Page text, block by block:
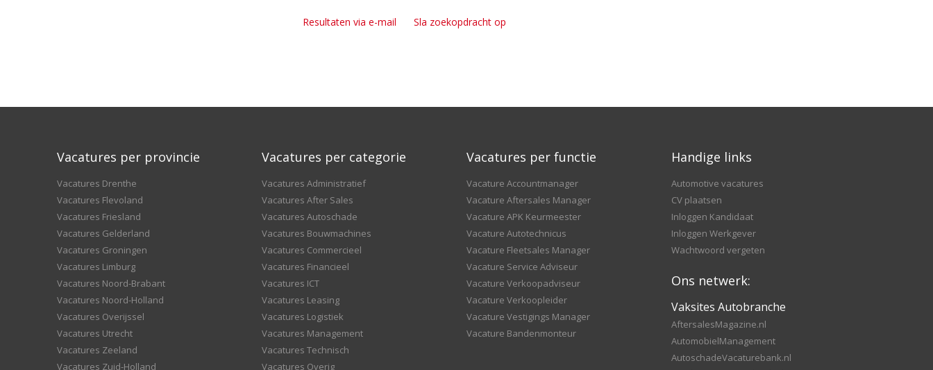
Resultaten via e-mail Sla zoekopdracht op
Vacatures per provincie
Vacatures Drenthe
Vacatures Flevoland
Vacatures Friesland
Vacatures Gelderland
Vacatures Groningen
Vacatures Limburg
Vacatures Noord-Brabant
Vacatures Noord-Holland
Vacatures Overijssel
Vacatures Utrecht
Vacatures Zeeland
Vacatures Zuid-Holland
Vacatures per categorie
Vacatures Administratief
Vacatures After Sales
Vacatures Autoschade
Vacatures Bouwmachines
Vacatures Commercieel
Vacatures Financieel
Vacatures ICT
Vacatures Leasing
Vacatures Logistiek
Vacatures Management
Vacatures Technisch
Vacatures Overig
Vacatures per functie
Vacature Accountmanager
Vacature Aftersales Manager
Vacature APK Keurmeester
Vacature Autotechnicus
Vacature Fleetsales Manager
Vacature Service Adviseur
Vacature Verkoopadviseur
Vacature Verkoopleider
Vacature Vestigings Manager
Vacature Bandenmonteur
Handige links
Automotive vacatures
CV plaatsen
Inloggen Kandidaat
Inloggen Werkgever
Wachtwoord vergeten
Ons netwerk:
Vaksites Autobranche
AftersalesMagazine.nl
AutomobielManagement
AutoschadeVacaturebank.nl